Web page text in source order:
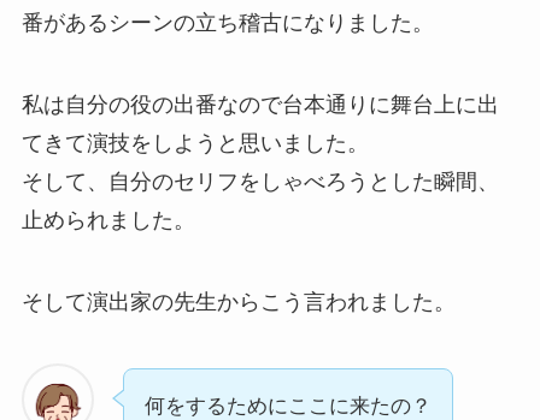
番があるシーンの立ち稽古になりました。
私は自分の役の出番なので台本通りに舞台上に出
てきて演技をしようと思いました。
そして、自分のセリフをしゃべろうとした瞬間、
止められました。
そして演出家の先生からこう言われました。
何をするためにここに来たの？